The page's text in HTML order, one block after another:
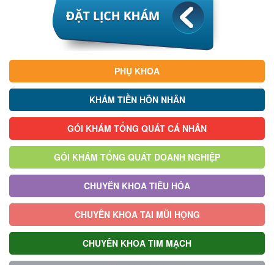
PHỤ KHOA
KHÁM TIỀN HÔN NHÂN
GÓI KHÁM TỔNG QUÁT CÁ NHÂN
GÓI KHÁM TỔNG QUÁT DOANH NGHIỆP
CHUYÊN KHOA TIÊU HÓA
CHUYÊN KHOA TAI MŨI HỌNG
CHUYÊN KHOA TIM MẠCH